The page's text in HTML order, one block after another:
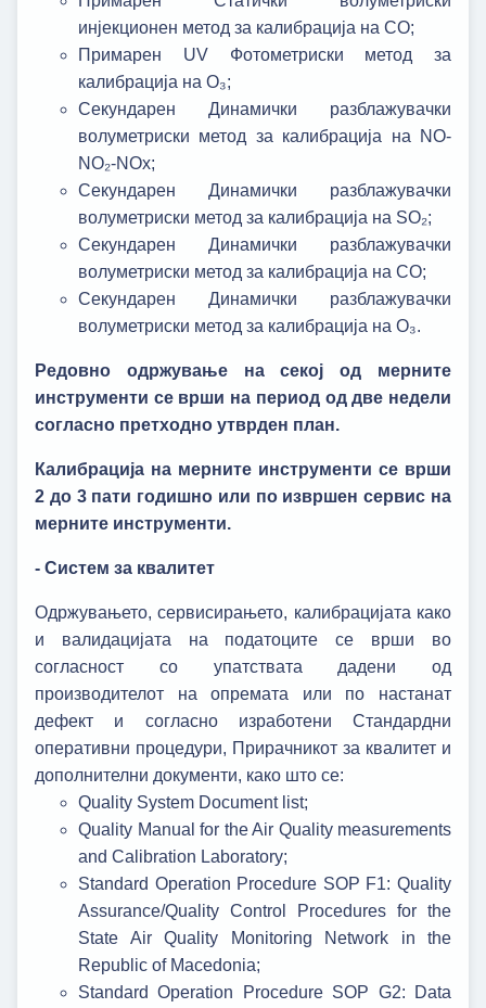
инјекционен метод за калибрација на CO;
Примарен UV Фотометриски метод за
калибрација на O₃;
Секундарен Динамички разблажувачки
волуметриски метод за калибрација на NO-
NO₂-NOx;
Секундарен Динамички разблажувачки
волуметриски метод за калибрација на SO₂;
Секундарен Динамички разблажувачки
волуметриски метод за калибрација на CO;
Секундарен Динамички разблажувачки
волуметриски метод за калибрација на O₃.
Редовно одржување на секој од мерните
инструменти се врши на период од две недели
согласно претходно утврден план.
Калибрација на мерните инструменти се врши
2 до 3 пати годишно или по извршен сервис на
мерните инструменти.
- Систем за квалитет
Одржувањето, сервисирањето, калибрацијата како
и валидацијата на податоците се врши во
согласност со упатствата дадени од
производителот на опремата или по настанат
дефект и согласно изработени Стандардни
оперативни процедури, Прирачникот за квалитет и
дополнителни документи, како што се:
Quality System Document list;
Quality Manual for the Air Quality measurements
and Calibration Laboratory;
Standard Operation Procedure SOP F1: Quality
Assurance/Quality Control Procedures for the
State Air Quality Monitoring Network in the
Republic of Macedonia;
Standard Operation Procedure SOP G2: Data